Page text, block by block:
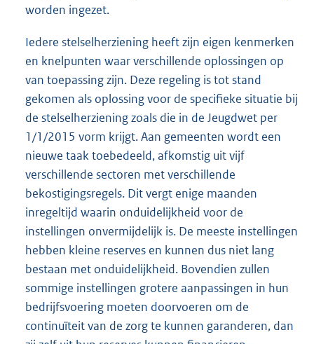
worden ingezet.
Iedere stelselherziening heeft zijn eigen kenmerken
en knelpunten waar verschillende oplossingen op
van toepassing zijn. Deze regeling is tot stand
gekomen als oplossing voor de specifieke situatie bij
de stelselherziening zoals die in de Jeugdwet per
1/1/2015 vorm krijgt. Aan gemeenten wordt een
nieuwe taak toebedeeld, afkomstig uit vijf
verschillende sectoren met verschillende
bekostigingsregels. Dit vergt enige maanden
inregeltijd waarin onduidelijkheid voor de
instellingen onvermijdelijk is. De meeste instellingen
hebben kleine reserves en kunnen dus niet lang
bestaan met onduidelijkheid. Bovendien zullen
sommige instellingen grotere aanpassingen in hun
bedrijfsvoering moeten doorvoeren om de
continuïteit van de zorg te kunnen garanderen, dan